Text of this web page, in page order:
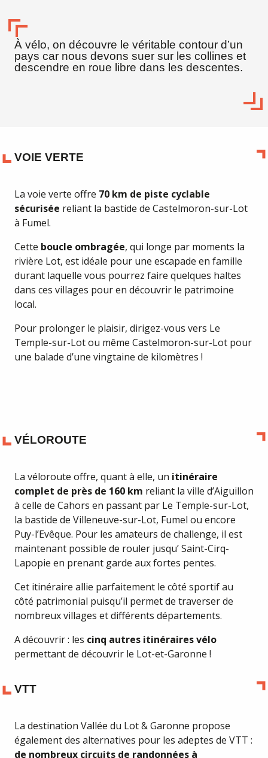
À vélo, on découvre le véritable contour d’un
pays car nous devons suer sur les collines et
descendre en roue libre dans les descentes.
VOIE VERTE
La voie verte offre 70 km de piste cyclable
sécurisée reliant la bastide de Castelmoron-sur-Lot
à Fumel.
Cette boucle ombragée, qui longe par moments la
rivière Lot, est idéale pour une escapade en famille
durant laquelle vous pourrez faire quelques haltes
dans ces villages pour en découvrir le patrimoine
local.
Pour prolonger le plaisir, dirigez-vous vers Le
Temple-sur-Lot ou même Castelmoron-sur-Lot pour
une balade d’une vingtaine de kilomètres !
VÉLOROUTE
La véloroute offre, quant à elle, un itinéraire
complet de près de 160 km reliant la ville d’Aiguillon
à celle de Cahors en passant par Le Temple-sur-Lot,
la bastide de Villeneuve-sur-Lot, Fumel ou encore
Puy-l’Evêque. Pour les amateurs de challenge, il est
maintenant possible de rouler jusqu’ Saint-Cirq-
Lapopie en prenant garde aux fortes pentes.
Cet itinéraire allie parfaitement le côté sportif au
côté patrimonial puisqu’il permet de traverser de
nombreux villages et différents départements.
A découvrir : les cinq autres itinéraires vélo
permettant de découvrir le Lot-et-Garonne !
VTT
La destination Vallée du Lot & Garonne propose
également des alternatives pour les adeptes de VTT :
de nombreux circuits de randonnées à